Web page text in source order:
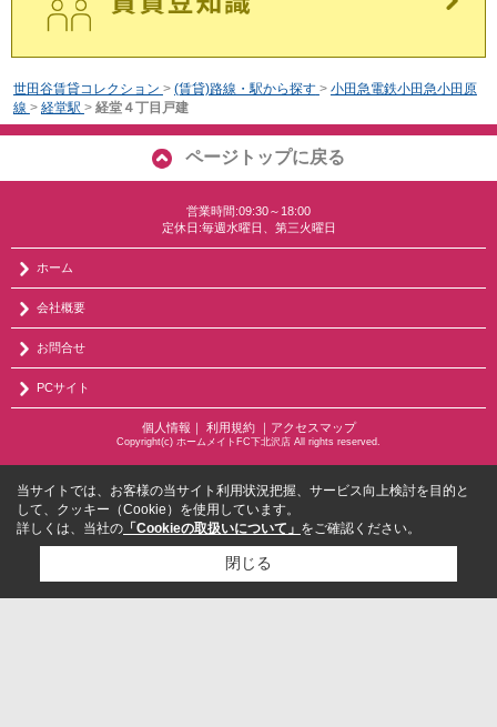
世田谷賃貸コレクション > (賃貸)路線・駅から探す > 小田急電鉄小田急小田原
線 > 経堂駅 > 経堂４丁目戸建
ページトップに戻る
営業時間:09:30～18:00
定休日:毎週水曜日、第三火曜日
ホーム
会社概要
お問合せ
PCサイト
個人情報 ｜ 利用規約｜ アクセスマップ
Copyright(c) ホームメイトFC下北沢店 All rights reserved.
当サイトでは、お客様の当サイト利用状況把握、サービス向上検討を目的と
して、クッキー（Cookie）を使用しています。
詳しくは、当社の 「Cookieの取扱いについて」 をご確認ください。
閉じる